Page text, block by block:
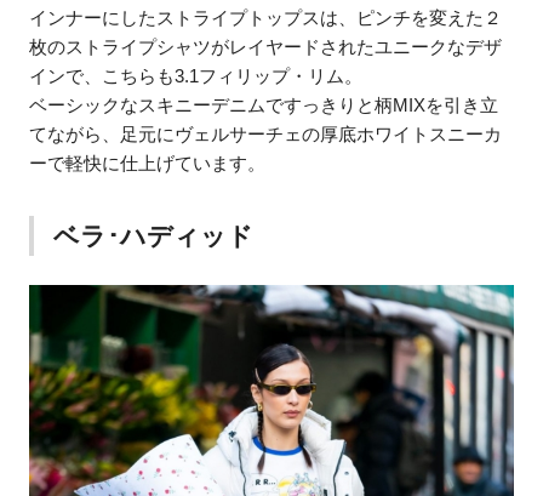
インナーにしたストライプトップスは、ピンチを変えた２
枚のストライプシャツがレイヤードされたユニークなデザ
インで、こちらも3.1フィリップ・リム。
ベーシックなスキニーデニムですっきりと柄MIXを引き立
てながら、足元にヴェルサーチェの厚底ホワイトスニーカ
ーで軽快に仕上げています。
ベラ･ハディッド